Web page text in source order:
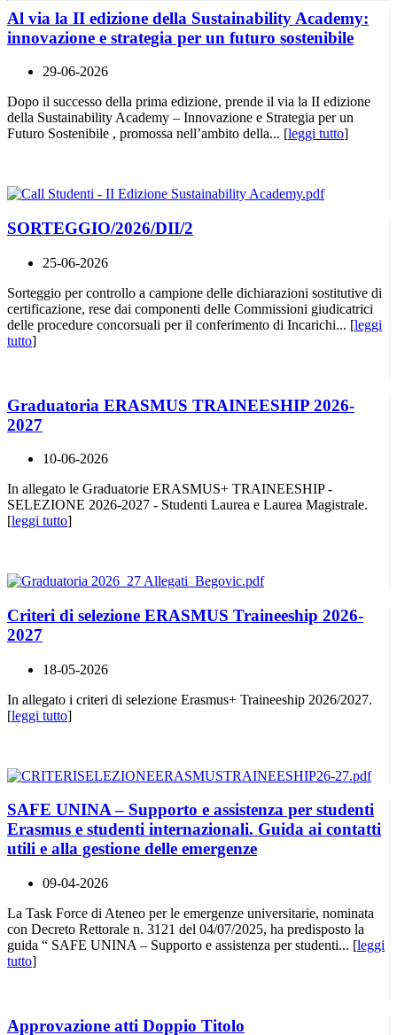
Al via la II edizione della Sustainability Academy:
innovazione e strategia per un futuro sostenibile
29-06-2026
Dopo il successo della prima edizione, prende il via la II edizione
della Sustainability Academy – Innovazione e Strategia per un
Futuro Sostenibile , promossa nell’ambito della... [leggi tutto]
SORTEGGIO/2026/DII/2
25-06-2026
Sorteggio per controllo a campione delle dichiarazioni sostitutive di
certificazione, rese dai componenti delle Commissioni giudicatrici
delle procedure concorsuali per il conferimento di Incarichi... [leggi
tutto]
Graduatoria ERASMUS TRAINEESHIP 2026-
2027
10-06-2026
In allegato le Graduatorie ERASMUS+ TRAINEESHIP -
SELEZIONE 2026-2027 - Studenti Laurea e Laurea Magistrale.
[leggi tutto]
Criteri di selezione ERASMUS Traineeship 2026-
2027
18-05-2026
In allegato i criteri di selezione Erasmus+ Traineeship 2026/2027.
[leggi tutto]
SAFE UNINA – Supporto e assistenza per studenti
Erasmus e studenti internazionali. Guida ai contatti
utili e alla gestione delle emergenze
09-04-2026
La Task Force di Ateneo per le emergenze universitarie, nominata
con Decreto Rettorale n. 3121 del 04/07/2025, ha predisposto la
guida “ SAFE UNINA – Supporto e assistenza per studenti... [leggi
tutto]
Approvazione atti Doppio Titolo